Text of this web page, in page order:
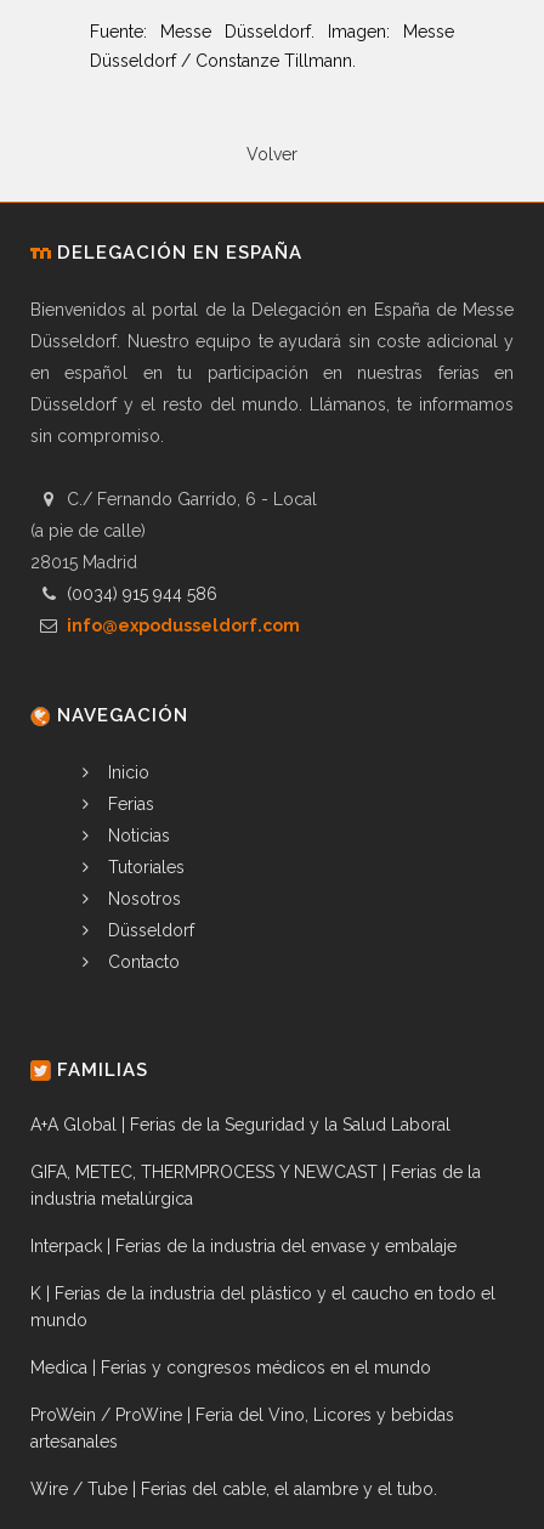
Fuente: Messe Düsseldorf. Imagen: Messe
Düsseldorf / Constanze Tillmann.
Volver
DELEGACIÓN EN ESPAÑA
Bienvenidos al portal de la Delegación en España de Messe
Düsseldorf. Nuestro equipo te ayudará sin coste adicional y
en español en tu participación en nuestras ferias en
Düsseldorf y el resto del mundo. Llámanos, te informamos
sin compromiso.
C./ Fernando Garrido, 6 - Local
(a pie de calle)
28015 Madrid
(0034) 915 944 586
info@expodusseldorf.com
NAVEGACIÓN
Inicio
Ferias
Noticias
Tutoriales
Nosotros
Düsseldorf
Contacto
FAMILIAS
A+A Global | Ferias de la Seguridad y la Salud Laboral
GIFA, METEC, THERMPROCESS Y NEWCAST | Ferias de la
industria metalúrgica
Interpack | Ferias de la industria del envase y embalaje
K | Ferias de la industria del plástico y el caucho en todo el
mundo
Medica | Ferias y congresos médicos en el mundo
ProWein / ProWine | Feria del Vino, Licores y bebidas
artesanales
Wire / Tube | Ferias del cable, el alambre y el tubo.